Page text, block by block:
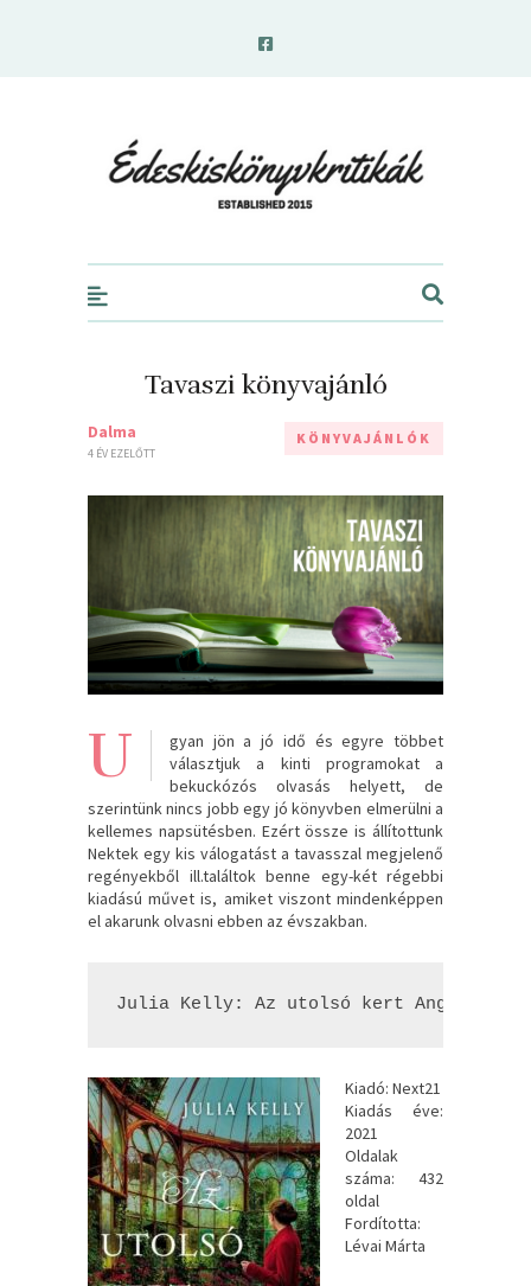
Tavaszi könyvajánló
Dalma
4 ÉV EZELŐTT
KÖNYVAJÁNLÓK
U
gyan jön a jó idő és egyre többet
választjuk a kinti programokat a
bekuckózós olvasás helyett, de
szerintünk nincs jobb egy jó könyvben elmerülni a
kellemes napsütésben. Ezért össze is állítottunk
Nektek egy kis válogatást a tavasszal megjelenő
regényekből ill.találtok benne egy-két régebbi
kiadású művet is, amiket viszont mindenképpen
el akarunk olvasni ebben az évszakban.
Julia Kelly: Az ​utolsó kert Angliában
Kiadó: Next21
Kiadás éve:
2021
Oldalak
száma: 432
oldal
Fordította:
Lévai Márta